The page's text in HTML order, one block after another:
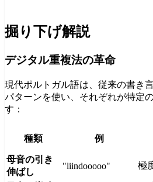
掘り下げ解説
デジタル重複法の革命
現代ポルトガル語は、従来の書き
パターンを使い、それぞれが特定
す：
種類 例
母音の引き
伸ばし
"liindooooo" 極